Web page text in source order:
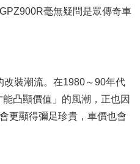
毫無疑問是眾傳奇車
裝潮流。在1980～90年代
凸顯價值」的風潮，正也因
更顯得彌足珍貴，車價也會